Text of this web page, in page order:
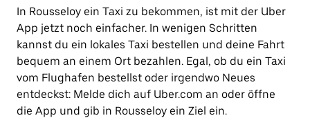
In Rousseloy ein Taxi zu bekommen, ist mit der Uber
App jetzt noch einfacher. In wenigen Schritten
kannst du ein lokales Taxi bestellen und deine Fahrt
bequem an einem Ort bezahlen. Egal, ob du ein Taxi
vom Flughafen bestellst oder irgendwo Neues
entdeckst: Melde dich auf Uber.com an oder öffne
die App und gib in Rousseloy ein Ziel ein.